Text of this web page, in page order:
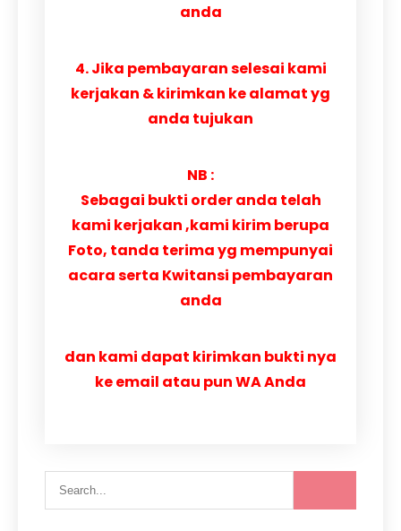
anda
4. Jika pembayaran selesai kami
kerjakan & kirimkan ke alamat yg
anda tujukan
NB :
Sebagai bukti order anda telah
kami kerjakan ,kami kirim berupa
Foto, tanda terima yg mempunyai
acara serta Kwitansi pembayaran
anda
dan kami dapat kirimkan bukti nya
ke email atau pun WA Anda